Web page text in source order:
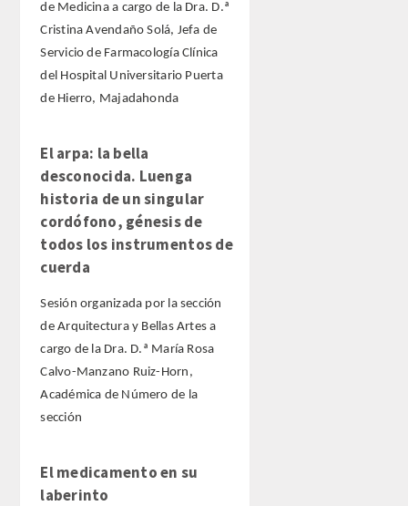
de Medicina a cargo de la Dra. D.ª
Cristina Avendaño Solá, Jefa de
Servicio de Farmacología Clínica
del Hospital Universitario Puerta
de Hierro, Majadahonda
El arpa: la bella
desconocida. Luenga
historia de un singular
cordófono, génesis de
todos los instrumentos de
cuerda
Sesión organizada por la sección
de Arquitectura y Bellas Artes a
cargo de la Dra. D.ª María Rosa
Calvo-Manzano Ruiz-Horn,
Académica de Número de la
sección
El medicamento en su
laberinto